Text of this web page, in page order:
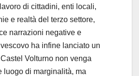
di cittadini, enti locali,
e realtà del terzo settore,
narrazioni negative e
ha infine lanciato un
Volturno non venga
luogo di marginalità, ma